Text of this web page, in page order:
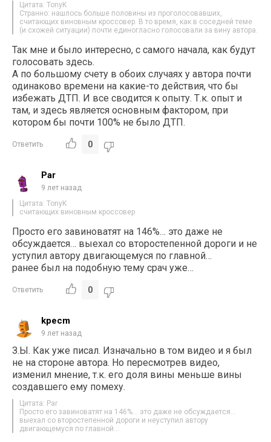
Цитата: TonyK
Странно: нашлось больше половины из проголосовавших,
считающих виновным кроссовер. В то время, как в соседней теме
(и схожей ситуации) почти единогласно голосовали за вину автора.
Так мне и было интересно, с самого начала, как будут
голосовать здесь.
А по большому счету в обоих случаях у автора почти
одинаково времени на какие-то действия, что бы
избежать ДТП. И все сводится к опыту. Т.к. опыт и
там, и здесь является основным фактором, при
котором бы почти 100% не было ДТП.
Ответить 0
Par
9 лет назад
Цитата: TonyK
считающих виновным кроссовер
Просто его завиноватят на 146%… это даже не
обсуждается… выехал со второстепенной дороги и не
уступил автору двигающемуся по главной…
ранее был на подобную тему срач уже…
Ответить 0
kpecm
9 лет назад
З.Ы. Как уже писал. Изначально в том видео и я был
не на стороне автора. Но пересмотрев видео,
изменил мнение, т.к. его доля вины меньше вины
создавшего ему помеху.
Цитата: Par
Просто его завиноватят на 146%… это даже не обсуждается…
выехал со второстепенной дороги и неуступил автору
двигающемуся по главной…